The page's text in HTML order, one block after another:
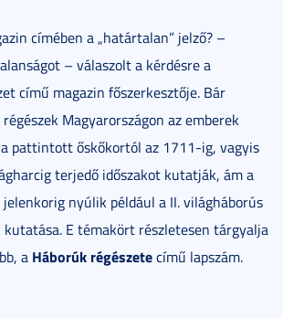
címében a „határtalan” jelző? –
– válaszolt a kérdésre a
című magazin főszerkesztője. Bár
Magyarországon az emberek
pattintott őskőkortól az 1711-ig, vagyis
terjedő időszakot kutatják, ám a
jelenkorig nyúlik például a II. világháborús
kutatása. E témakört részletesen tárgyalja
a Háborúk régészetecímű lapszám.